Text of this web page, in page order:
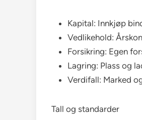
Kapital: Innkjøp
Vedlikehold:
Forsikring: Egen
Lagring: Plass og
Verdifall: Marked
Tall og standarder